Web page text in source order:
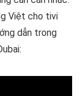
Việt cho tivi
dẫn trong